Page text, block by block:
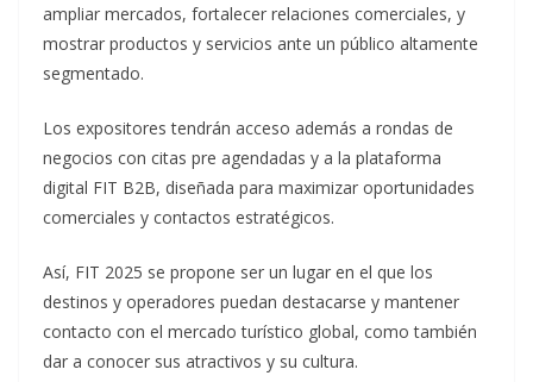
ampliar mercados, fortalecer relaciones comerciales, y
mostrar productos y servicios ante un público altamente
segmentado.
Los expositores tendrán acceso además a rondas de
negocios con citas pre agendadas y a la plataforma
digital FIT B2B, diseñada para maximizar oportunidades
comerciales y contactos estratégicos.
Así, FIT 2025 se propone ser un lugar en el que los
destinos y operadores puedan destacarse y mantener
contacto con el mercado turístico global, como también
dar a conocer sus atractivos y su cultura.